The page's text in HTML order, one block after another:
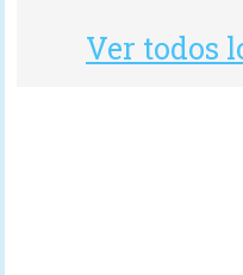
Ver todos